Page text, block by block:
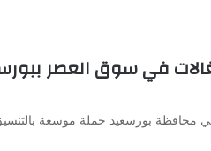
في سوق العصر
في محافظة بورسعيد حملة موسعة